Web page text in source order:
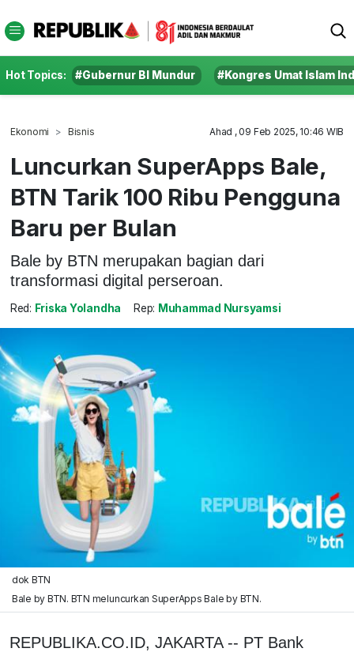
Hot Topics: #Gubernur BI Mundur #Kongres Umat Islam
Ekonomi Bisnis Ahad , 09 Feb 2025, 10:46 WIB
Luncurkan SuperApps Bale,
BTN Tarik 100 Ribu Pengguna
Baru per Bulan
Bale by BTN merupakan bagian dari
transformasi digital perseroan.
Red: Friska Yolandha Rep: Muhammad Nursyamsi
dok BTN
Bale by BTN. BTN meluncurkan SuperApps Bale by BTN.
REPUBLIKA.CO.ID, JAKARTA -- PT Bank